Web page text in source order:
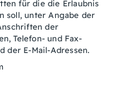
für die die Erlaubnis
soll, unter Angabe der
der
Telefon- und Fax-
der E-Mail-Adressen.